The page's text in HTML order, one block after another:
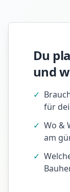
Du
und
✓
für
✓ Wo &
am
✓